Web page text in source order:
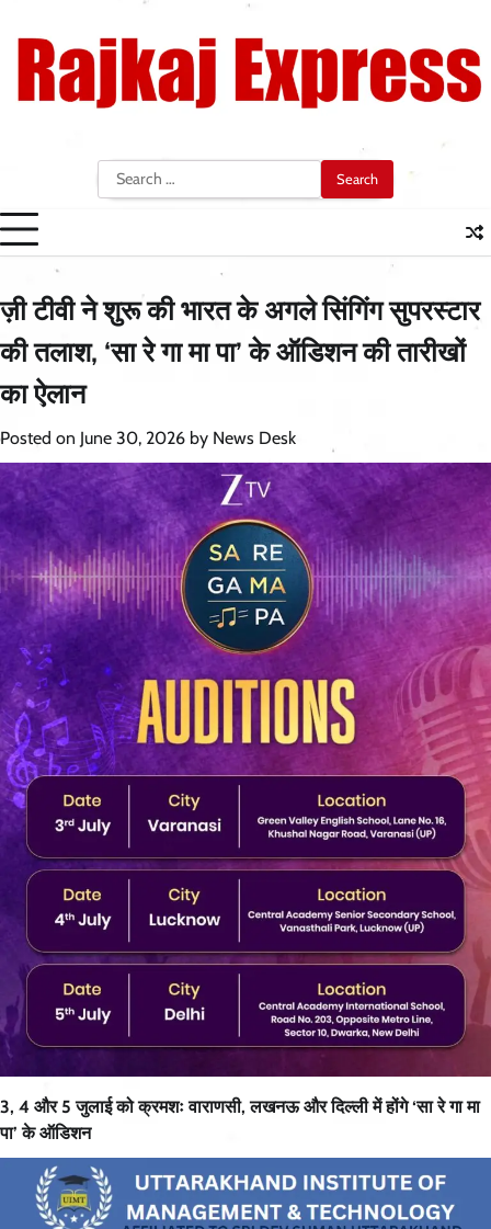
content
Search
for:
ज़ी टीवी ने शुरू की भारत के अगले सिंगिंग सुपरस्टार
की तलाश, ‘सा रे गा मा पा’ के ऑडिशन की तारीखों
का ऐलान
Posted on June 30, 2026 by News Desk
3, 4 और 5 जुलाई को क्रमशः वाराणसी, लखनऊ और दिल्ली में होंगे ‘सा रे गा मा
पा’ के ऑडिशन